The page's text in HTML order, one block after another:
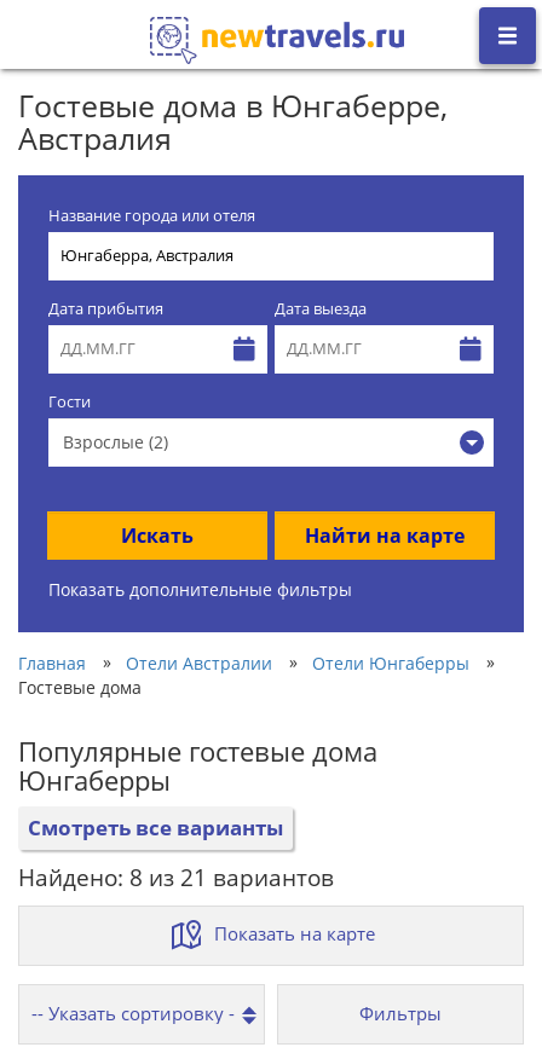
Гостевые дома в Юнгаберре,
Австралия
Название города или отеля
Дата прибытия Дата выезда
Гости
Взрослые (2)
Искать Найти на карте
Показать дополнительные фильтры
Главная » Отели Австралии » Отели Юнгаберры
»
Гостевые дома
Популярные гостевые дома
Юнгаберры
Смотреть все варианты
Найдено: 8 из 21 вариантов
Показать на карте
Фильтры